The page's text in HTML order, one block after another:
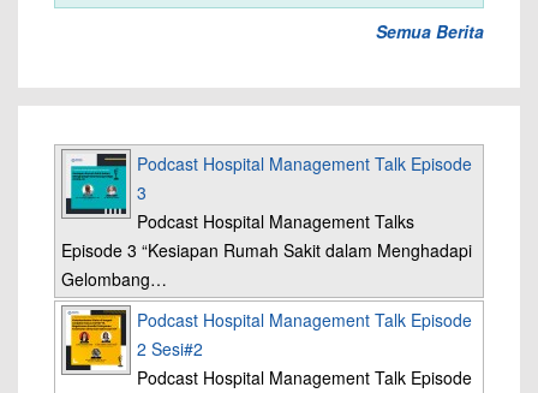
Semua Berita
Podcast Hospital Management Talk Episode
3
Podcast Hospital Management Talks
Episode 3 “Kesiapan Rumah Sakit dalam Menghadapi
Gelombang…
Podcast Hospital Management Talk Episode
2 Sesi#2
Podcast Hospital Management Talk Episode